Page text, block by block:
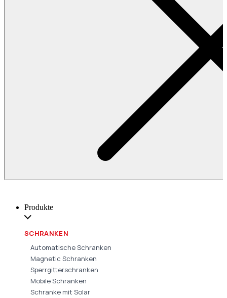
Produkte
SCHRANKEN
Automatische Schranken
Magnetic Schranken
Sperrgitterschranken
Mobile Schranken
Schranke mit Solar